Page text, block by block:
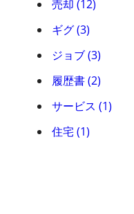
売却 (12)
ギグ (3)
ジョブ (3)
履歴書 (2)
サービス (1)
住宅 (1)